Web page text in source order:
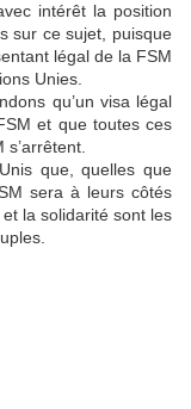
intérêt la position
sur ce sujet, puisque
légal de la FSM
Unies.
qu’un visa légal
et que toutes ces
que, quelles que
sera à leurs côtés
la solidarité sont les